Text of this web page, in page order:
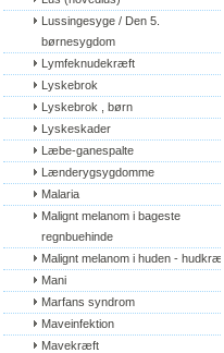
Lussingesyge / Den 5.
børnesygdom
Lymfeknudekræft
Lyskebrok
Lyskebrok , børn
Lyskeskader
Læbe-ganespalte
Lænderygsygdomme
Malaria
Malignt melanom i bageste
regnbuehinde
Malignt melanom i huden - hudkræft
Mani
Marfans syndrom
Maveinfektion
Mavekræft